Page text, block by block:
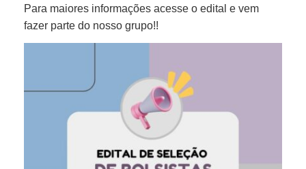
Para maiores informações acesse o edital e vem
fazer parte do nosso grupo!!